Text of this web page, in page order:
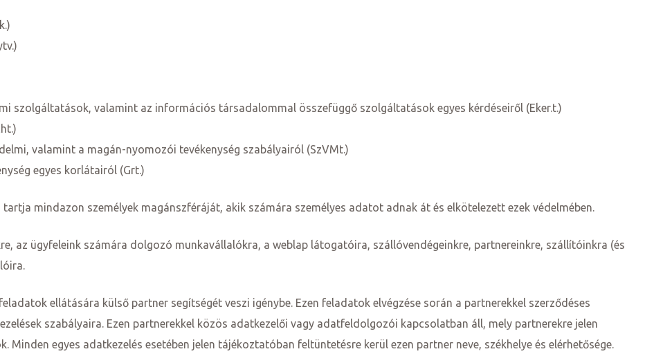
szolgáltatások, valamint az információs társadalommal összefüggő szolgáltatások egyes kérdéseiről (Eker.t.)
valamint a magán-nyomozói tevékenység szabályairól (SzVMt.)
egyes korlátairól (Grt.)
mindazon személyek magánszféráját, akik számára személyes adatot adnak át és elkötelezett ezek védelmében.
az ügyfeleink számára dolgozó munkavállalókra, a weblap látogatóira, szállóvendégeinkre, partnereinkre, szállítóinkra (és
ellátására külső partner segítségét veszi igénybe. Ezen feladatok elvégzése során a partnerekkel szerződéses
szabályaira. Ezen partnerekkel közös adatkezelői vagy adatfeldolgozói kapcsolatban áll, mely partnerekre jelen
Minden egyes adatkezelés esetében jelen tájékoztatóban feltüntetésre kerül ezen partner neve, székhelye és elérhetősége.